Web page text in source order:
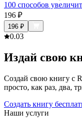
100 способов
196 ₽
196 ₽
0.03
Издай свою
Создай свою книгу с
просто, как раз, два,
Создать книгу
Наши услуги